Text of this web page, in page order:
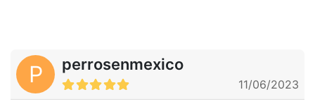
P perrosenmexico
11/06/2023